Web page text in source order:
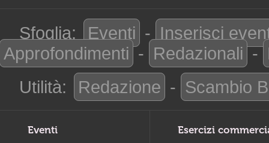
Sfoglia: Eventi - Inserisci
Approfondimenti - Redazionali -
Utilità:
Redazione - Scambio
Eventi Esercizi